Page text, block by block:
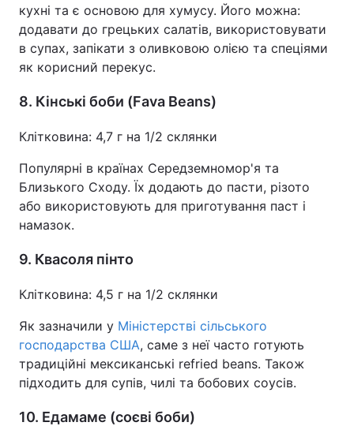
кухні та є основою для хумусу. Його можна:
додавати до грецьких салатів, використовувати
в супах, запікати з оливковою олією та спеціями
як корисний перекус.
8. Кінські боби (Fava Beans)
Клітковина: 4,7 г на 1/2 склянки
Популярні в країнах Середземномор'я та
Близького Сходу. Їх додають до пасти, різото
або використовують для приготування паст і
намазок.
9. Квасоля пінто
Клітковина: 4,5 г на 1/2 склянки
Як зазначили у Міністерстві сільського
господарства США, саме з неї часто готують
традиційні мексиканські refried beans. Також
підходить для супів, чилі та бобових соусів.
10. Едамаме (соєві боби)